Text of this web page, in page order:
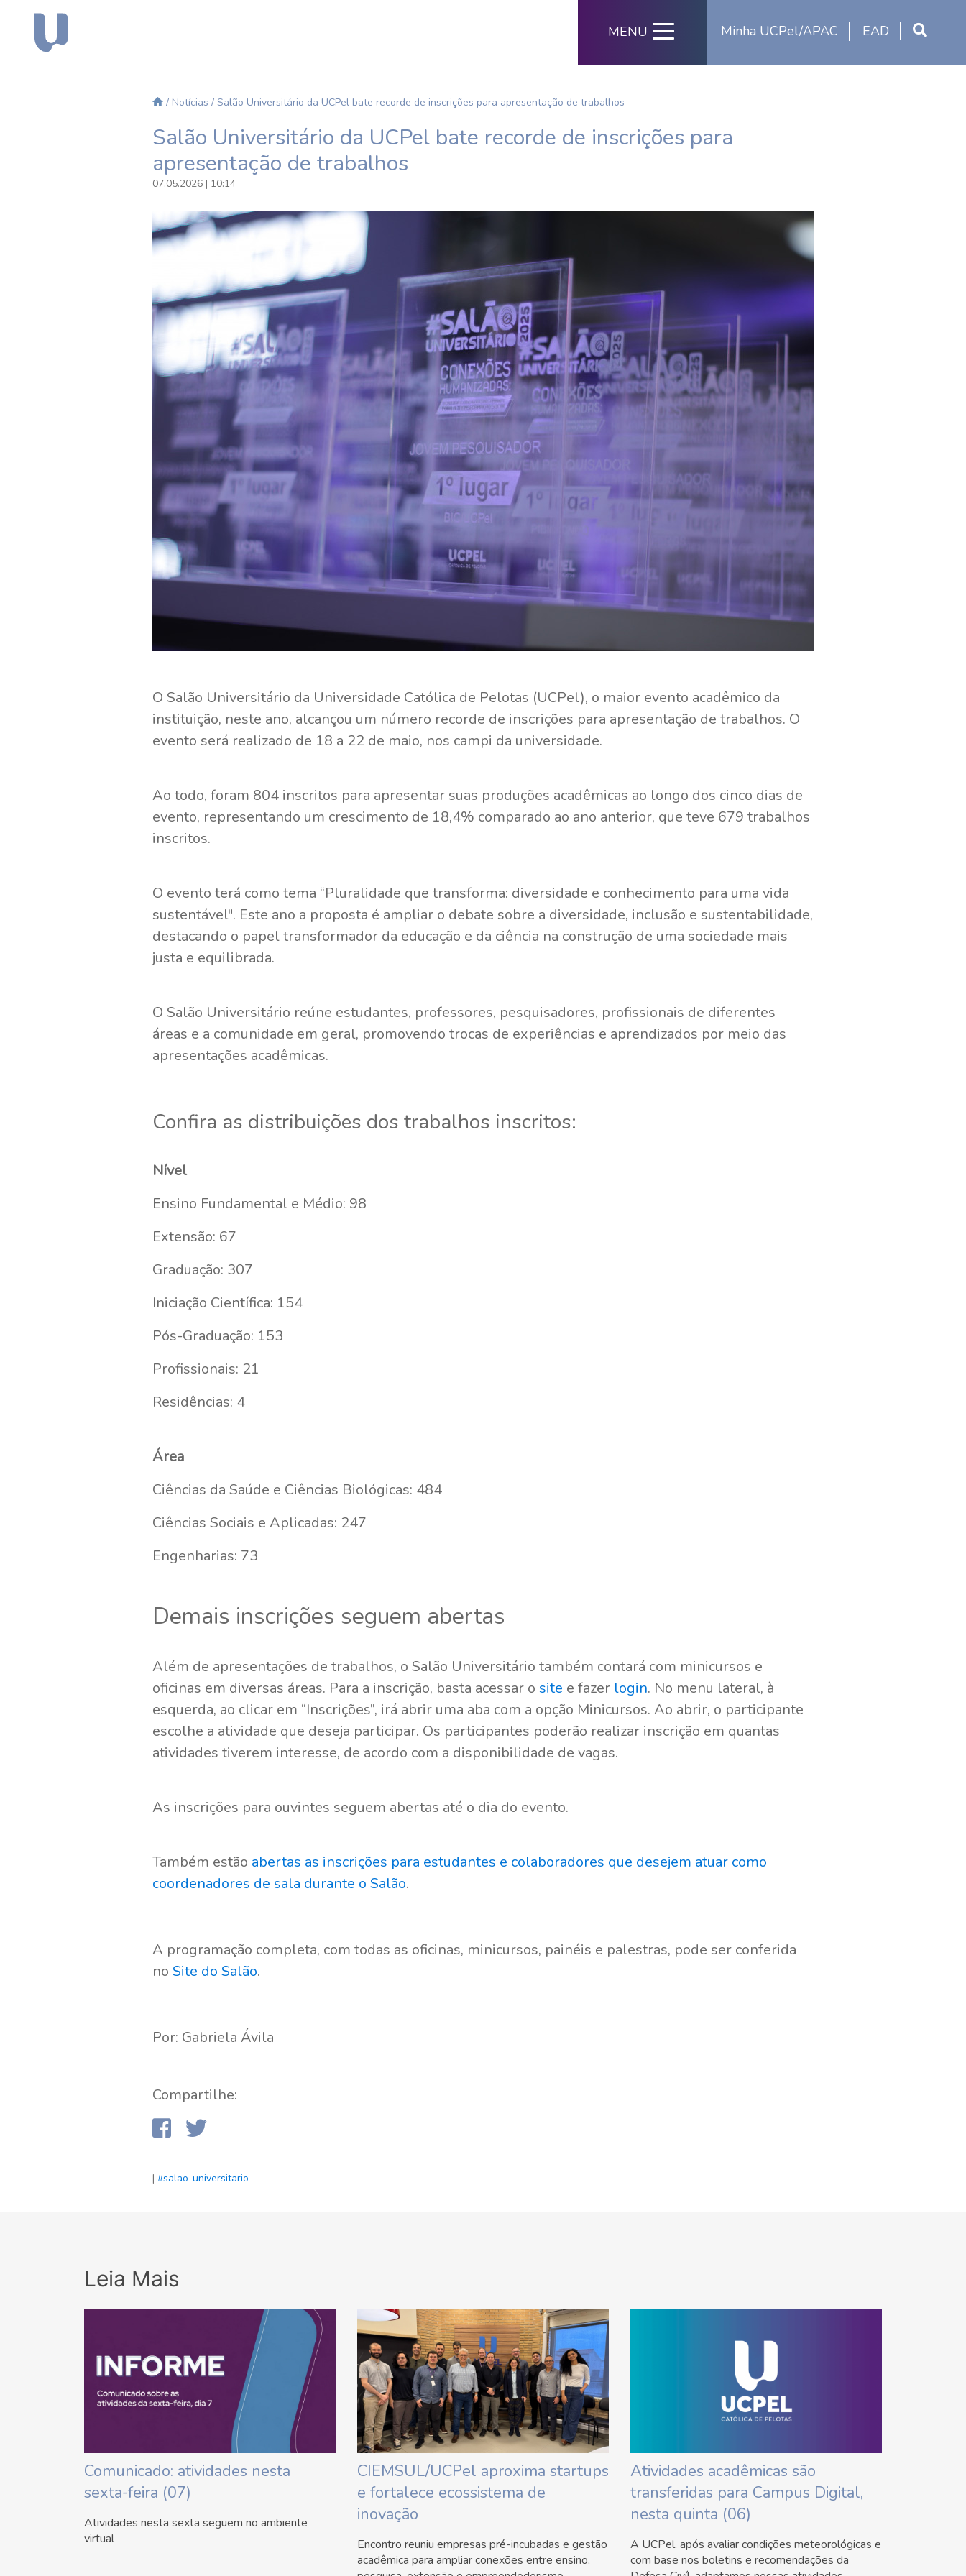
Minha UCPel/APAC EAD
MENU
/ Notícias / Salão Universitário da UCPel bate recorde de inscrições para apresentação de trabalhos
Salão Universitário da UCPel bate recorde de inscrições para
apresentação de trabalhos
07.05.2026 | 10:14
O Salão Universitário da Universidade Católica de Pelotas (UCPel), o maior evento acadêmico da
instituição, neste ano, alcançou um número recorde de inscrições para apresentação de trabalhos. O
evento será realizado de 18 a 22 de maio, nos campi da universidade.
Ao todo, foram 804 inscritos para apresentar suas produções acadêmicas ao longo dos cinco dias de
evento, representando um crescimento de 18,4% comparado ao ano anterior, que teve 679 trabalhos
inscritos.
O evento terá como tema “Pluralidade que transforma: diversidade e conhecimento para uma vida
sustentável". Este ano a proposta é ampliar o debate sobre a diversidade, inclusão e sustentabilidade,
destacando o papel transformador da educação e da ciência na construção de uma sociedade mais
justa e equilibrada.
O Salão Universitário reúne estudantes, professores, pesquisadores, profissionais de diferentes
áreas e a comunidade em geral, promovendo trocas de experiências e aprendizados por meio das
apresentações acadêmicas.
Confira as distribuições dos trabalhos inscritos:
Nível
Ensino Fundamental e Médio: 98
Extensão: 67
Graduação: 307
Iniciação Científica: 154
Pós-Graduação: 153
Profissionais: 21
Residências: 4
Área
Ciências da Saúde e Ciências Biológicas: 484
Ciências Sociais e Aplicadas: 247
Engenharias: 73
Demais inscrições seguem abertas
Além de apresentações de trabalhos, o Salão Universitário também contará com minicursos e
oficinas em diversas áreas. Para a inscrição, basta acessar o site e fazer login. No menu lateral, à
esquerda, ao clicar em “Inscrições”, irá abrir uma aba com a opção Minicursos. Ao abrir, o participante
escolhe a atividade que deseja participar. Os participantes poderão realizar inscrição em quantas
atividades tiverem interesse, de acordo com a disponibilidade de vagas.
As inscrições para ouvintes seguem abertas até o dia do evento.
Também estão abertas as inscrições para estudantes e colaboradores que desejem atuar como
coordenadores de sala durante o Salão.
A programação completa, com todas as oficinas, minicursos, painéis e palestras, pode ser conferida
no Site do Salão.
Por: Gabriela Ávila
Compartilhe:
| #salao-universitario
Leia Mais
Comunicado: atividades nesta
sexta-feira (07)
Atividades nesta sexta seguem no ambiente
virtual
CIEMSUL/UCPel aproxima startups
e fortalece ecossistema de
inovação
Encontro reuniu empresas pré-incubadas e gestão
acadêmica para ampliar conexões entre ensino,
Atividades acadêmicas são
transferidas para Campus Digital,
nesta quinta (06)
A UCPel, após avaliar condições meteorológicas e
com base nos boletins e recomendações da